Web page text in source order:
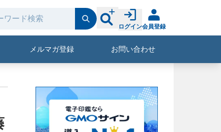
ログイン会員登録
メルマガ登録 お問い合わせ